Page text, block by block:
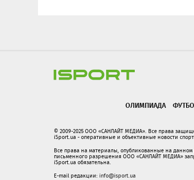
ОЛИМПИАДА
© 2009-2025 ООО «САНЛАЙТ МЕДИА». Все права
iSport.ua - оперативные и объективные новости
Все права на материалы, опубликованные на
письменного разрешения ООО «САНЛАЙТ МЕДИА»
iSport.ua обязательна.
E-mail редакции: info@isport.ua